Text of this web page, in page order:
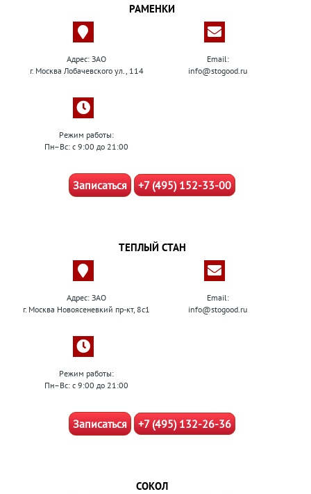
РАМЕНКИ
Адрес: ЗАО
г. Москва Лобачевского ул., 114
Email:
info@stogood.ru
Режим работы:
Пн–Вс: с 9:00 до 21:00
Записаться +7 (495) 152-33-00
ТЕПЛЫЙ СТАН
Адрес: ЗАО
г. Москва Новоясеневкий пр-кт, 8с1
Email:
info@stogood.ru
Режим работы:
Пн–Вс: с 9:00 до 21:00
Записаться +7 (495) 132-26-36
СОКОЛ